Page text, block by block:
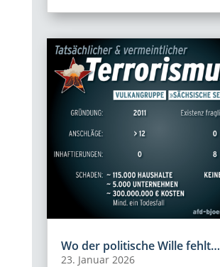
Wo der politische Wille fehlt…
23. Januar 2026